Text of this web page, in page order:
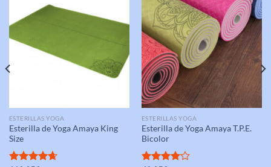
ESTERILLAS YOGA
Esterilla de Yoga Amaya King
Size
ESTERILLAS YOGA
Esterilla de Yoga Amaya T.P.E.
Bicolor